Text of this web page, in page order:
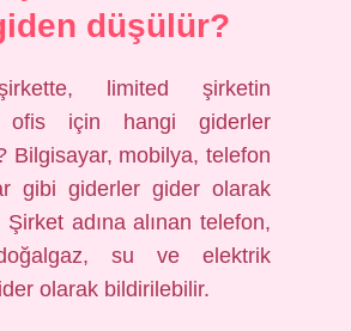
düşülür?
limited şirketin
ofis için hangi giderler
Bilgisayar, mobilya, telefon
gibi giderler gider olarak
Şirket adına alınan telefon,
su ve elektrik
olarak bildirilebilir.